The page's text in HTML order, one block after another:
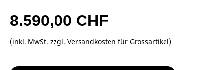
8.590,00 CHF
(inkl. MwSt. zzgl. Versandkosten für Grossartikel)